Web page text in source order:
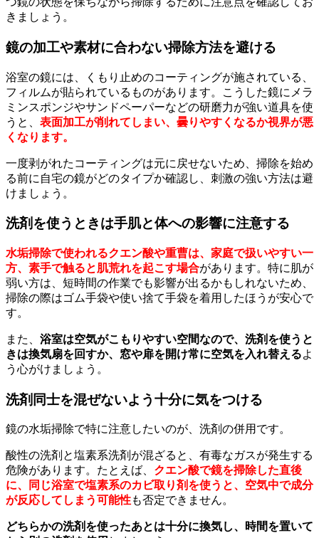
きましょう。
鏡の加工や素材に合わない掃除方法を避ける
浴室の鏡には、くもり止めのコーティングが施されている、
フィルムが貼られているものがあります。こうした鏡にメラ
ミンスポンジやサンドペーパーなどの研磨力が強い道具を使
うと、 表面加工が削れてしまい、曇りやすくなるか視界が悪
くなります。
一度剥がれたコーティングは元に戻せないため、掃除を始め
る前に自宅の鏡がどのタイプか確認し、刺激の強い方法は避
けましょう。
洗剤を使うときは手肌と体への影響に注意する
水垢掃除で使われるクエン酸や重曹は、家庭で扱いやすい一
方、素手で触ると肌荒れを起こす場合があります。特に肌が
弱い方は、短時間の作業でも影響が出るかもしれないため、
掃除の際はゴム手袋や使い捨て手袋を着用したほうが安心で
す。
また、 浴室は空気がこもりやすい空間なので、洗剤を使うと
きは換気扇を回すか、窓や扉を開け常に空気を入れ替えるよ
う心がけましょう。
洗剤同士を混ぜないよう十分に気をつける
鏡の水垢掃除で特に注意したいのが、洗剤の併用です。
酸性の洗剤と塩素系洗剤が混ざると、有毒なガスが発生する
危険があります。たとえば、 クエン酸で鏡を掃除した直後
に、同じ浴室で塩素系のカビ取り剤を使うと、空気中で成分
が反応してしまう可能性も否定できません。
どちらかの洗剤を使ったあとは十分に換気し、時間を置いて